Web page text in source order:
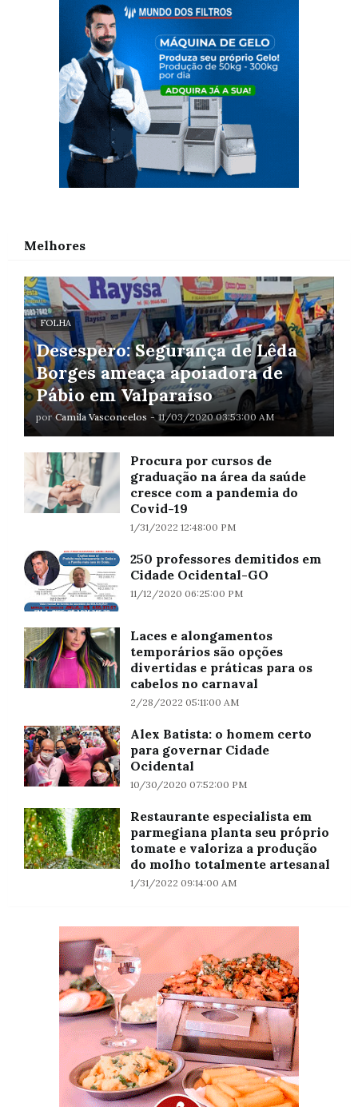
Melhores
FOLHA
Desespero: Segurança de Lêda
Borges ameaça apoiadora de
Pábio em Valparaíso
por Camila Vasconcelos - 11/03/2020 03:53:00 AM
Procura por cursos de
graduação na área da saúde
cresce com a pandemia do
Covid-19
1/31/2022 12:48:00 PM
250 professores demitidos em
Cidade Ocidental-GO
11/12/2020 06:25:00 PM
Laces e alongamentos
temporários são opções
divertidas e práticas para os
cabelos no carnaval
2/28/2022 05:11:00 AM
Alex Batista: o homem certo
para governar Cidade
Ocidental
10/30/2020 07:52:00 PM
Restaurante especialista em
parmegiana planta seu próprio
tomate e valoriza a produção
do molho totalmente artesanal
1/31/2022 09:14:00 AM